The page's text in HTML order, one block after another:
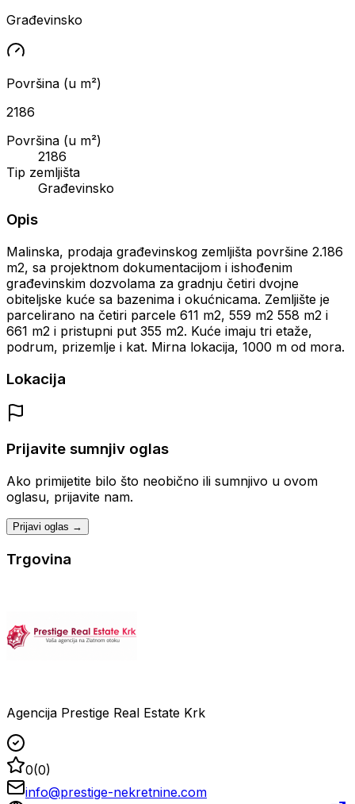
Građevinsko
Površina (u m²)
2186
Površina (u m²)
2186
Tip zemljišta
Građevinsko
Opis
Malinska, prodaja građevinskog zemljišta površine 2.186
m2, sa projektnom dokumentacijom i ishođenim
građevinskim dozvolama za gradnju četiri dvojne
obiteljske kuće sa bazenima i okućnicama. Zemljište je
parcelirano na četiri parcele 611 m2, 559 m2 558 m2 i
661 m2 i pristupni put 355 m2. Kuće imaju tri etaže,
podrum, prizemlje i kat. Mirna lokacija, 1000 m od mora.
Lokacija
Prijavite sumnjiv oglas
Ako primijetite bilo što neobično ili sumnjivo u ovom
oglasu, prijavite nam.
Prijavi oglas →
Trgovina
Agencija Prestige Real Estate Krk
0(0)
info@prestige-nekretnine.com